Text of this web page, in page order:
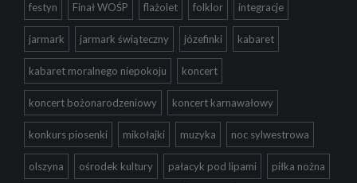
festyn Finał WOŚP flażolet folklor integracje
jarmark jarmark świąteczny józefinki kabaret
kabaret moralnego niepokoju koncert
koncert bożonarodzeniowy koncert karnawałowy
konkurs piosenki mikołajki muzyka noc sylwestrowa
olszyna ośrodek kultury pałacyk pod lipami piłka nożna